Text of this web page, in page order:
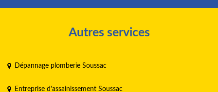
Autres services
Dépannage plomberie Soussac
Entreprise d'assainissement Soussac